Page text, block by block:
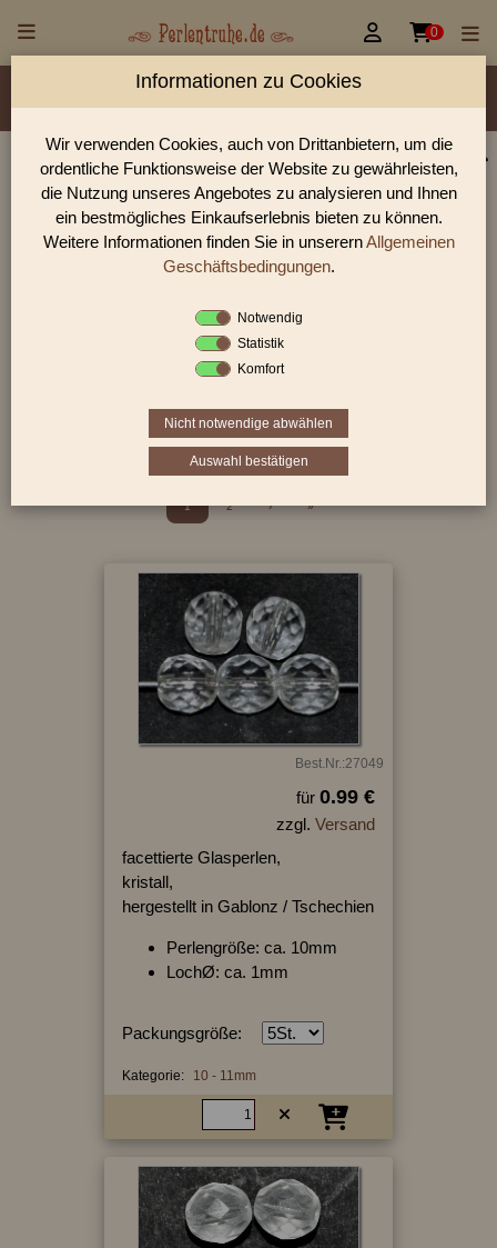
 0
Material/Glassorte Sorte/Form Farbe
Größen
Lochdurchmesser
Perlen Shop für facettierte Glasperlen facettiert
transparent 10,0 mm
In unserem Perlen Shop finden sie zahlreich facettierte
Glasperlen facettiert transparent 10,0 mm und viele weiter
Sie befinden sich in folgender Kategorie:
transparent|10 - 11mm
1 2 › »
Best.Nr.:27049
für 0.99 €
zzgl. Versand
facettierte Glasperlen,
kristall,
hergestellt in Gablonz / Tschechien
Perlengröße: ca. 10mm
LochØ: ca. 1mm
Packungsgröße:
Kategorie: 10 - 11mm
Informationen zu Cookies
Wir verwenden Cookies, auch von Drittanbietern, um die
ordentliche Funktionsweise der Website zu gewährleisten,
die Nutzung unseres Angebotes zu analysieren und Ihnen
ein bestmögliches Einkaufserlebnis bieten zu können.
Weitere Informationen finden Sie in unserernAllgemeinen
Geschäftsbedingungen.
Notwendig
Statistik
Komfort
Nicht notwendige abwählen
Auswahl bestätigen